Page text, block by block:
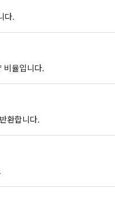
다.
비율입니다.
환합니다.